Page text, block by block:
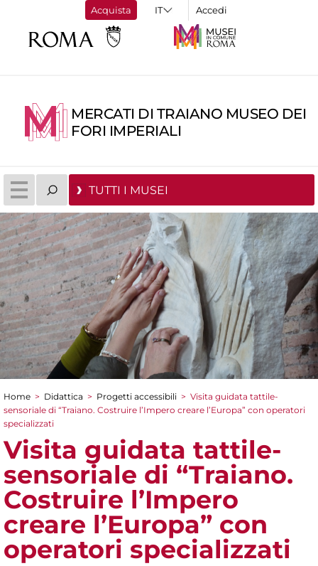
Acquista Accedi
MERCATI DI TRAIANO MUSEO DEI
FORI IMPERIALI
TUTTI I MUSEI
Tu sei qui
Home > Didattica > Progetti accessibili > Visita guidata tattile-
sensoriale di “Traiano. Costruire l’Impero creare l’Europa” con operatori
specializzati
Visita guidata tattile-
sensoriale di “Traiano.
Costruire l’Impero
creare l’Europa” con
operatori specializzati